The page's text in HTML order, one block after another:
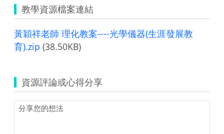
教學資源檔案連結
黃穎祥老師 理化教案----光學儀器(生涯發展教
育).zip (38.50KB)
資源評論或心得分享